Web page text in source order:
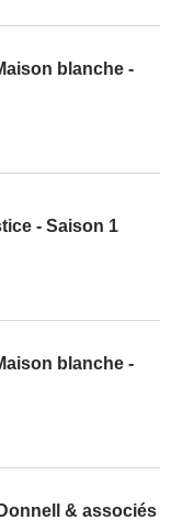
blanche -
- Saison 1
blanche -
& associés